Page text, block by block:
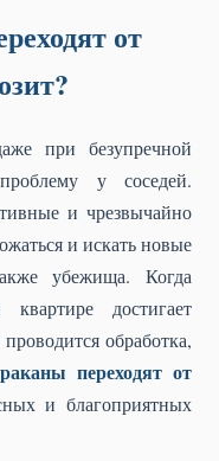
от
при безупречной
у соседей.
и чрезвычайно
и искать новые
убежища. Когда
достигает
обработка,
переходят от
и благоприятных